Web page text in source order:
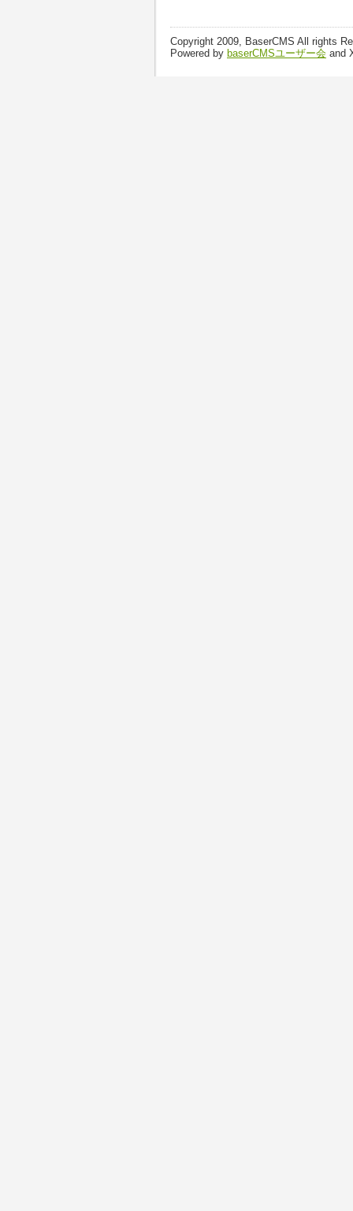
Copyright 2009, BaserCMS All rights
Powered by baserCMSユーザー会 and